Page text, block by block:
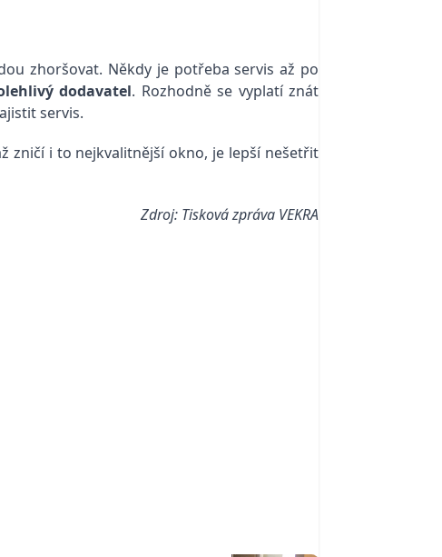
zhoršovat. Někdy je potřeba servis až po
dodavatel. Rozhodně se vyplatí znát
servis.
zničí i to nejkvalitnější okno, je lepší nešetřit
Zdroj: Tisková zpráva VEKRA